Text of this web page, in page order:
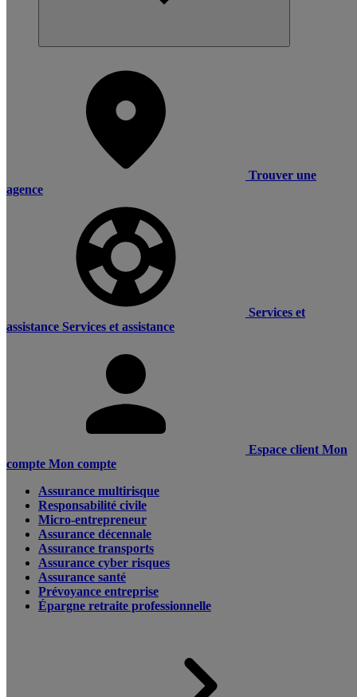
Trouver une
agence
Services et
assistance Services et assistance
Espace client Mon
compte Mon compte
Assurance multirisque
Responsabilité civile
Micro-entrepreneur
Assurance décennale
Assurance transports
Assurance cyber risques
Assurance santé
Prévoyance entreprise
Épargne retraite professionnelle